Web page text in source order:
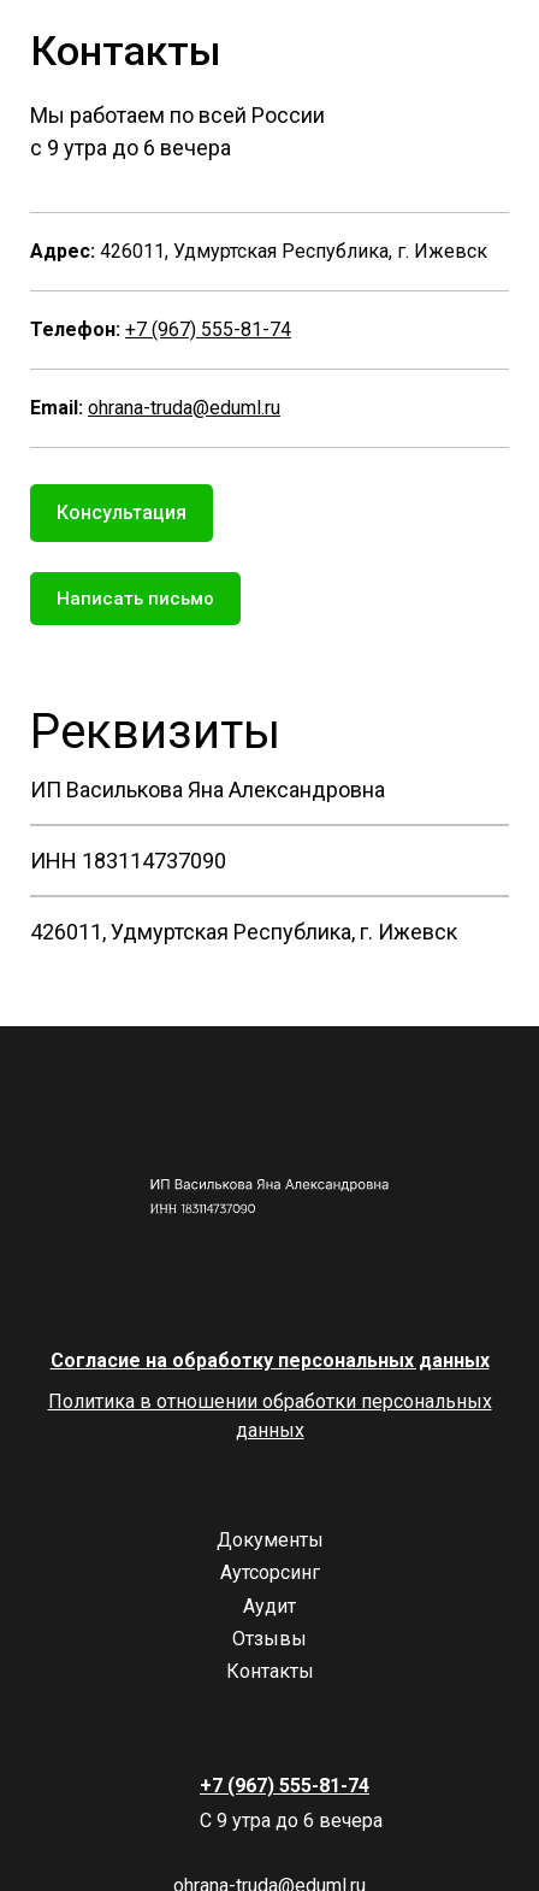
Контакты
Мы работаем по всей России
с 9 утра до 6 вечера
Адрес: 426011, Удмуртская Республика, г. Ижевск
Телефон: +7 (967) 555-81-74
Email: ohrana-truda@eduml.ru
Консультация
Написать письмо
Реквизиты
ИП Василькова Яна Александровна
ИНН 183114737090
426011, Удмуртская Республика, г. Ижевск
Согласие на обработку персональных данных
Политика в отношении обработки персональных
данных
Документы
Аутсорсинг
Аудит
Отзывы
Контакты
+7 (967) 555-81-74
С 9 утра до 6 вечера
ohrana-truda@eduml.ru